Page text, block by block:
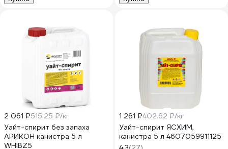
2 061 ₽515.25 ₽/кг
Уайт-спирит без запаха
АРИКОН канистра 5 л
WHIBZ5
1 261 ₽402.62 ₽/кг
Уайт-спирит ЯСХИМ,
канистра 5 л 4607059911125